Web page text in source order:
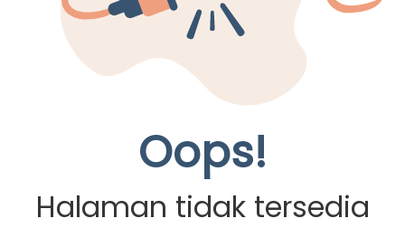
Oops!
Halaman tidak tersedia